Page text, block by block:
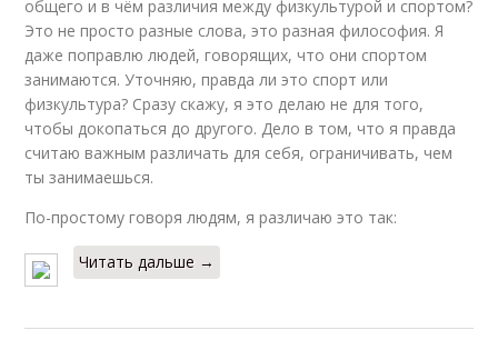
общего и в чём различия между физкультурой и спортом?
Это не просто разные слова, это разная философия. Я
даже поправлю людей, говорящих, что они спортом
занимаются. Уточняю, правда ли это спорт или
физкультура? Сразу скажу, я это делаю не для того,
чтобы докопаться до другого. Дело в том, что я правда
считаю важным различать для себя, ограничивать, чем
ты занимаешься.
По-простому говоря людям, я различаю это так:
Читать дальше →